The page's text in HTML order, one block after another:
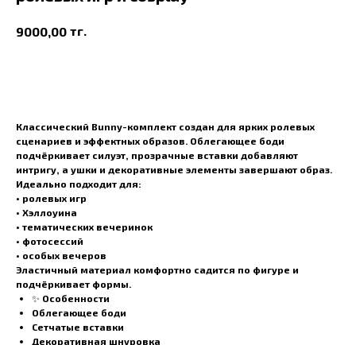
9000,00 тг.
Классический Bunny-комплект создан для ярких ролевых
сценариев и эффектных образов. Облегающее боди
подчёркивает силуэт, прозрачные вставки добавляют
интригу, а ушки и декоративные элементы завершают образ.
Идеально подходит для:
• ролевых игр
• Хэллоуина
• тематических вечеринок
• фотосессий
• особых вечеров
Эластичный материал комфортно садится по фигуре и
подчёркивает формы.
✨ Особенности
Облегающее боди
Сетчатые вставки
Декоративная шнуровка